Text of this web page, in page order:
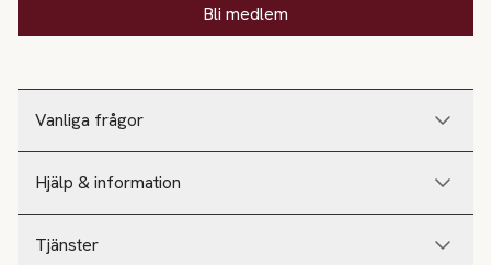
Vanliga frågor
Hjälp & information
Tjänster
Bli medlem